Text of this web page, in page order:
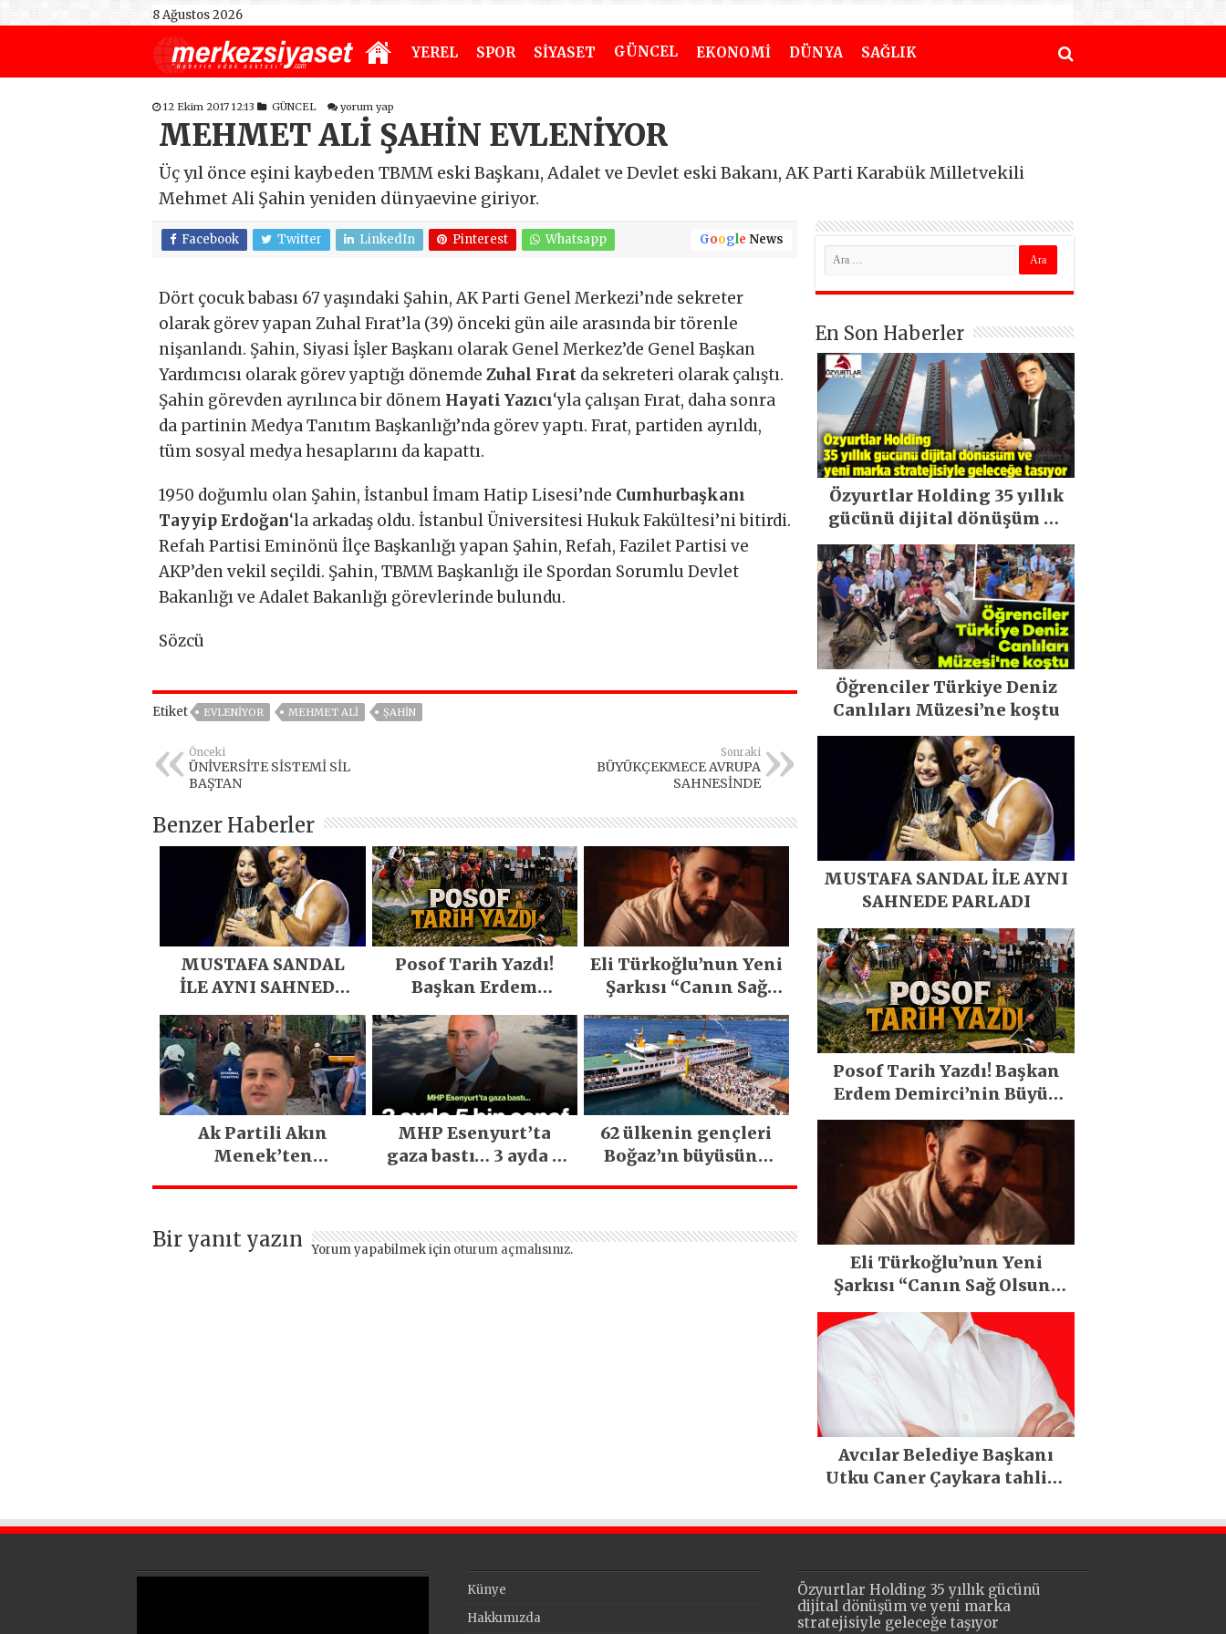
8 Ağustos 2026
YEREL SPOR SİYASET GÜNCEL EKONOMİ DÜNYA SAĞLIK
12 Ekim 2017 12:13 GÜNCEL yorum yap
MEHMET ALİ ŞAHİN EVLENİYOR
Üç yıl önce eşini kaybeden TBMM eski Başkanı, Adalet ve Devlet eski Bakanı, AK Parti Karabük Milletvekili
Mehmet Ali Şahin yeniden dünyaevine giriyor.
Facebook Twitter LinkedIn Pinterest Whatsapp Google News
Dört çocuk babası 67 yaşındaki Şahin, AK Parti Genel Merkezi’nde sekreter
olarak görev yapan Zuhal Fırat’la (39) önceki gün aile arasında bir törenle
nişanlandı. Şahin, Siyasi İşler Başkanı olarak Genel Merkez’de Genel Başkan
Yardımcısı olarak görev yaptığı dönemde Zuhal Fırat da sekreteri olarak çalıştı.
Şahin görevden ayrılınca bir dönem Hayati Yazıcı‘yla çalışan Fırat, daha sonra
da partinin Medya Tanıtım Başkanlığı’nda görev yaptı. Fırat, partiden ayrıldı,
tüm sosyal medya hesaplarını da kapattı.
1950 doğumlu olan Şahin, İstanbul İmam Hatip Lisesi’nde Cumhurbaşkanı
Tayyip Erdoğan‘la arkadaş oldu. İstanbul Üniversitesi Hukuk Fakültesi’ni bitirdi.
Refah Partisi Eminönü İlçe Başkanlığı yapan Şahin, Refah, Fazilet Partisi ve
AKP’den vekil seçildi. Şahin, TBMM Başkanlığı ile Spordan Sorumlu Devlet
Bakanlığı ve Adalet Bakanlığı görevlerinde bulundu.
Sözcü
Etiket EVLENIYOR MEHMET ALI ŞAHIN
Önceki
ÜNİVERSİTE SİSTEMİ SİL
BAŞTAN
Sonraki
BÜYÜKÇEKMECE AVRUPA
SAHNESİNDE
Benzer Haberler
MUSTAFA SANDAL
İLE AYNI SAHNEDE
Posof Tarih Yazdı!
Başkan Erdem
Emeğiyle Son Yılların
En Büyük Festivali
Gerçekleşti
Eli Türkoğlu’nun Yeni
Şarkısı “Canın Sağ
Gördü!..
Ak Partili Akın
Menek’ten
MHP Esenyurt’ta
gaza bastı… 3 ayda 5
62 ülkenin gençleri
Boğaz’ın büyüsüne
Bir yanıt yazın Yorum yapabilmek için oturum açmalısınız.
En Son Haberler
Özyurtlar Holding 35 yıllık
gücünü dijital dönüşüm ve
yeni marka stratejisiyle
geleceğe taşıyor
Öğrenciler Türkiye Deniz
Canlıları Müzesi’ne koştu
MUSTAFA SANDAL İLE AYNI
SAHNEDE PARLADI
Posof Tarih Yazdı! Başkan
Erdem Demirci’nin Büyük
Emeğiyle Son Yılların En
Büyük Festivali Gerçekleşti
Eli Türkoğlu’nun Yeni
Şarkısı “Canın Sağ Olsun”
Büyük İlgi Gördü!..
Avcılar Belediye Başkanı
Utku Caner Çaykara tahliye
Künye
Hakkımızda
Özyurtlar Holding 35 yıllık gücünü
dijital dönüşüm ve yeni marka
stratejisiyle geleceğe taşıyor